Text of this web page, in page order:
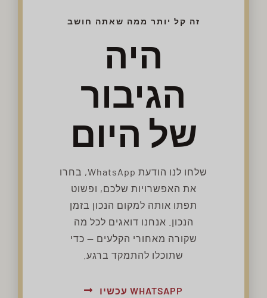
זה קל יותר ממה שאתה חושב
היה
הגיבור
של היום
שלחו לנו הודעת WhatsApp, בחרו
את האפשרויות שלכם, ופשוט
תפתו אותה למקום הנכון בזמן
הנכון. אנחנו דואגים לכל מה
שקורה מאחורי הקלעים — כדי
שתוכלו להתמקד ברגע.
WHATSAPP עכשיו